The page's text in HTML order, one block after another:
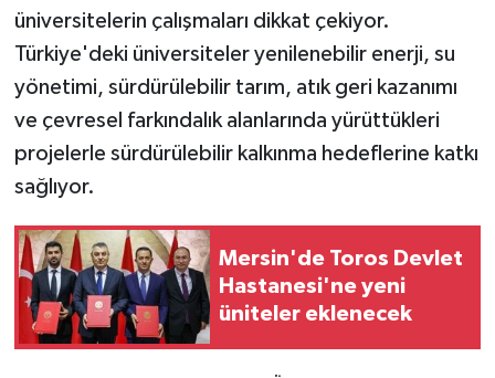
üniversitelerin çalışmaları dikkat çekiyor.
Türkiye'deki üniversiteler yenilenebilir enerji, su
yönetimi, sürdürülebilir tarım, atık geri kazanımı
ve çevresel farkındalık alanlarında yürüttükleri
projelerle sürdürülebilir kalkınma hedeflerine katkı
sağlıyor.
Mersin'de Toros Devlet
Hastanesi'ne yeni
üniteler eklenecek